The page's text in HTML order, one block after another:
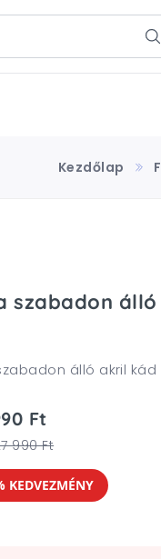
Kezdőlap
szabadon
álló akril kád
Ft
990 Ft
KEDVEZMÉNY